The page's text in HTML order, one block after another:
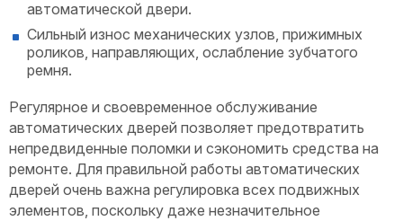
автоматической двери.
Сильный износ механических узлов, прижимных
роликов, направляющих, ослабление зубчатого
ремня.
Регулярное и своевременное обслуживание
автоматических дверей позволяет предотвратить
непредвиденные поломки и сэкономить средства на
ремонте. Для правильной работы автоматических
дверей очень важна регулировка всех подвижных
элементов, поскольку даже незначительное